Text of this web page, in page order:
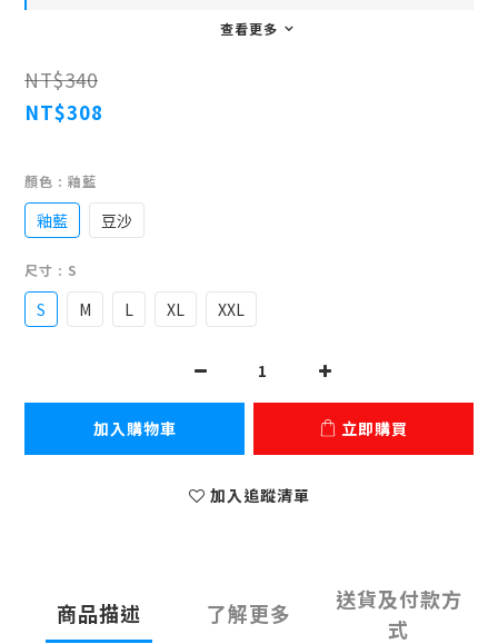
查看更多
NT$340
NT$308
顏色 : 釉藍
釉藍 豆沙
尺寸 : S
S M L XL XXL
加入購物車 立即購買
加入追蹤清單
商品描述 了解更多
送貨及付款方
式